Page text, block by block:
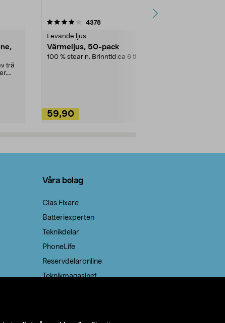
trä
4378recensioner
Levande ljus
Värmeljus, 50-pack
100 % stearin. Brinntid ca 6 tim.
59,90
4.5av 5 stjärnor
Våra bolag
Clas Fixare
Batteriexperten
Teknikdelar
PhoneLife
Reservdelaronline
Teknikmagasinet